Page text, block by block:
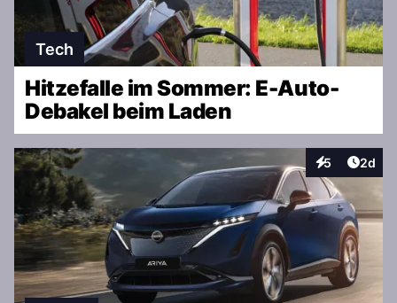
Tech
Hitzefalle im Sommer: E-Auto-
Debakel beim Laden
5
Interaktionen
2d